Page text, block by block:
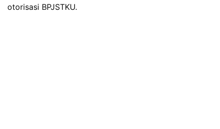
otorisasi BPJSTKU.